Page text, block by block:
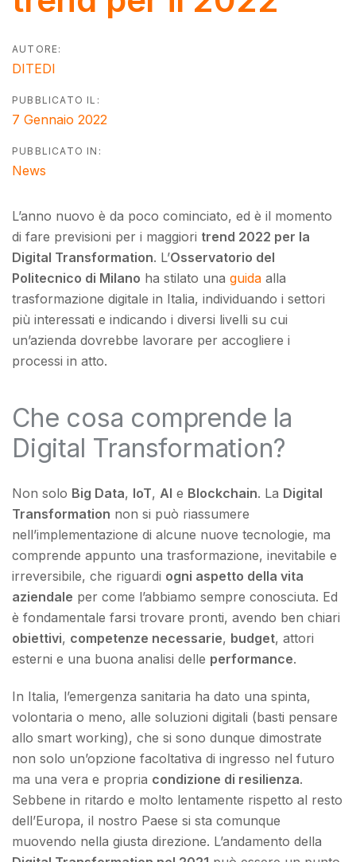
AUTORE:
DITEDI
PUBBLICATO IL:
7 Gennaio 2022
PUBBLICATO IN:
News
L’anno nuovo è da poco cominciato, ed è il momento
di fare previsioni per i maggiori trend 2022 per la
Digital Transformation. L’Osservatorio del
Politecnico di Milano ha stilato una guida alla
trasformazione digitale in Italia, individuando i settori
più interessati e indicando i diversi livelli su cui
un’azienda dovrebbe lavorare per accogliere i
processi in atto.
Che cosa comprende la
Digital Transformation?
Non solo Big Data, IoT, AI e Blockchain. La Digital
Transformation non si può riassumere
nell’implementazione di alcune nuove tecnologie, ma
comprende appunto una trasformazione, inevitabile e
irreversibile, che riguardi ogni aspetto della vita
aziendale per come l’abbiamo sempre conosciuta. Ed
è fondamentale farsi trovare pronti, avendo ben chiari
obiettivi, competenze necessarie, budget, attori
esterni e una buona analisi delle performance.
In Italia, l’emergenza sanitaria ha dato una spinta,
volontaria o meno, alle soluzioni digitali (basti pensare
allo smart working), che si sono dunque dimostrate
non solo un’opzione facoltativa di ingresso nel futuro
ma una vera e propria condizione di resilienza.
Sebbene in ritardo e molto lentamente rispetto al resto
dell’Europa, il nostro Paese si sta comunque
muovendo nella giusta direzione. L’andamento della